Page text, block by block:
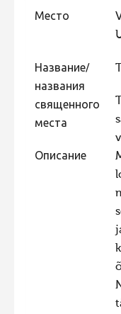
Фотоконкурс
Фотоконкурс
Фотоконкурс
Фотоконкурс
Фотоконкурс
Место
Название/
названия
священного
места
Описание